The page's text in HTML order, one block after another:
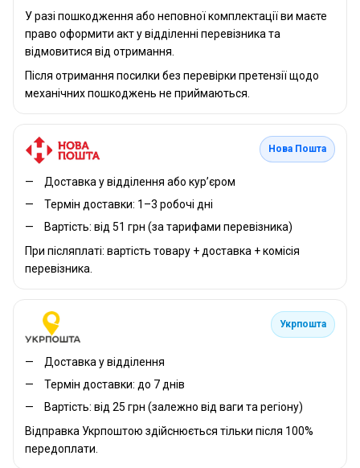
У разі пошкодження або неповної комплектації ви маєте
право оформити акт у відділенні перевізника та
відмовитися від отримання.
Після отримання посилки без перевірки претензії щодо
механічних пошкоджень не приймаються.
Нова Пошта
Доставка у відділення або кур’єром
Термін доставки: 1–3 робочі дні
Вартість: від 51 грн (за тарифами перевізника)
При післяплаті: вартість товару + доставка + комісія
перевізника.
Укрпошта
Доставка у відділення
Термін доставки: до 7 днів
Вартість: від 25 грн (залежно від ваги та регіону)
Відправка Укрпоштою здійснюється тільки після 100%
передоплати.